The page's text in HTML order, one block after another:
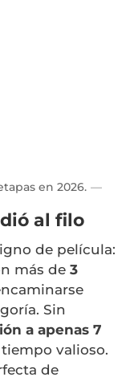
en 2026.
al filo
de película:
más de3
Sin
a apenas 7
valioso.
de